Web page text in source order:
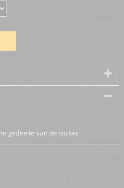
gedeelte van de sticker